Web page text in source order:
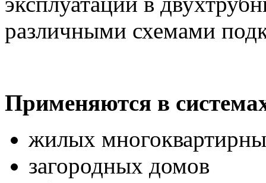
различными схемами
Применяются в
жилых
загородных домов